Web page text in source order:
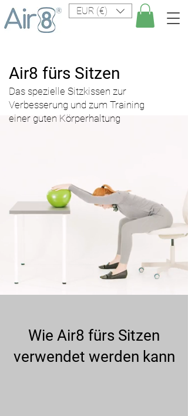
EUR (€)
Air8 fürs Sitzen
Das spezielle Sitzkissen zur
Verbesserung und zum Training
einer guten Körperhaltung
Wie Air8 fürs Sitzen
verwendet werden kann